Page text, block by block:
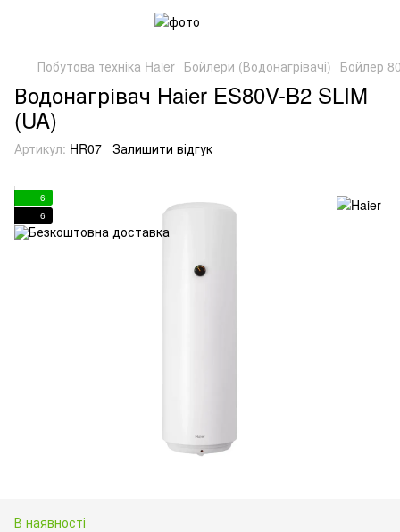
Побутова техніка Haier Бойлери (Водонагрівачі) Бойлер
Водонагрівач Haier ES80V-B2 SLIM
(UA)
Артикул: HR07 Залишити відгук
6
6
В наявності